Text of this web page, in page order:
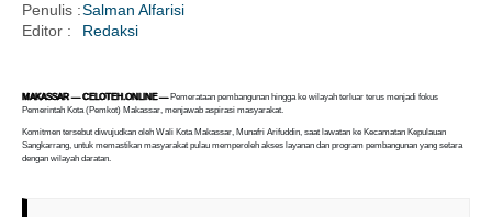
Penulis :Salman Alfarisi
Editor :
Redaksi
MAKASSAR — CELOTEH.ONLINE —Pemerataan pembangunan hingga ke wilayah terluar terus menjadi fokus
Pemerintah Kota (Pemkot) Makassar, menjawab aspirasi masyarakat.
Komitmen tersebut diwujudkan oleh Wali Kota Makassar, Munafri Arifuddin, saat lawatan ke Kecamatan Kepulauan
Sangkarrang, untuk memastikan masyarakat pulau memperoleh akses layanan dan program pembangunan yang setara
dengan wilayah daratan.